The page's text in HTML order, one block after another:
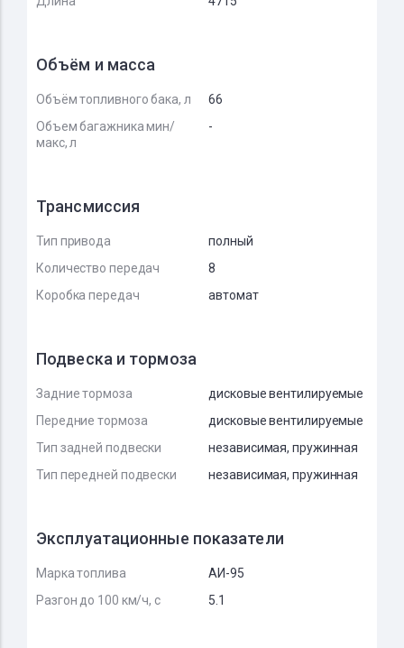
Объём и масса
Объём топливного бака, л
66
Объем багажника мин/
макс, л
-
Трансмиссия
Тип привода
полный
Количество передач
8
Коробка передач
автомат
Подвеска и тормоза
Задние тормоза
дисковые вентилируемые
Передние тормоза
дисковые вентилируемые
Тип задней подвески
независимая, пружинная
Тип передней подвески
независимая, пружинная
Эксплуатационные показатели
Марка топлива
АИ-95
Разгон до 100 км/ч, с
5.1